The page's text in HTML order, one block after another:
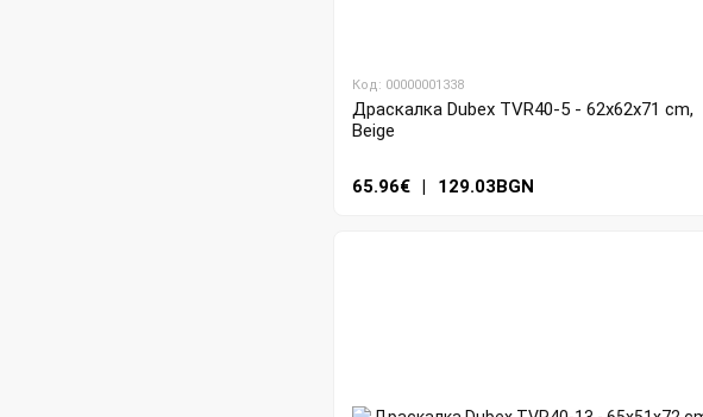
Код: 00000001338
Драскалка Dubex TVR40-5 - 62x62x71 cm,
Beige
65.96€ | 129.03BGN